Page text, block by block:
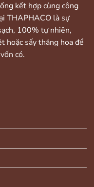
kết hợp cùng công
THAPHACO là sự
100% tự nhiên,
hoặc sấy thăng hoa để
có.